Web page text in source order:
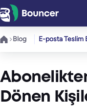
İçeriğe
geç
Blog E-posta Teslim
Dönen